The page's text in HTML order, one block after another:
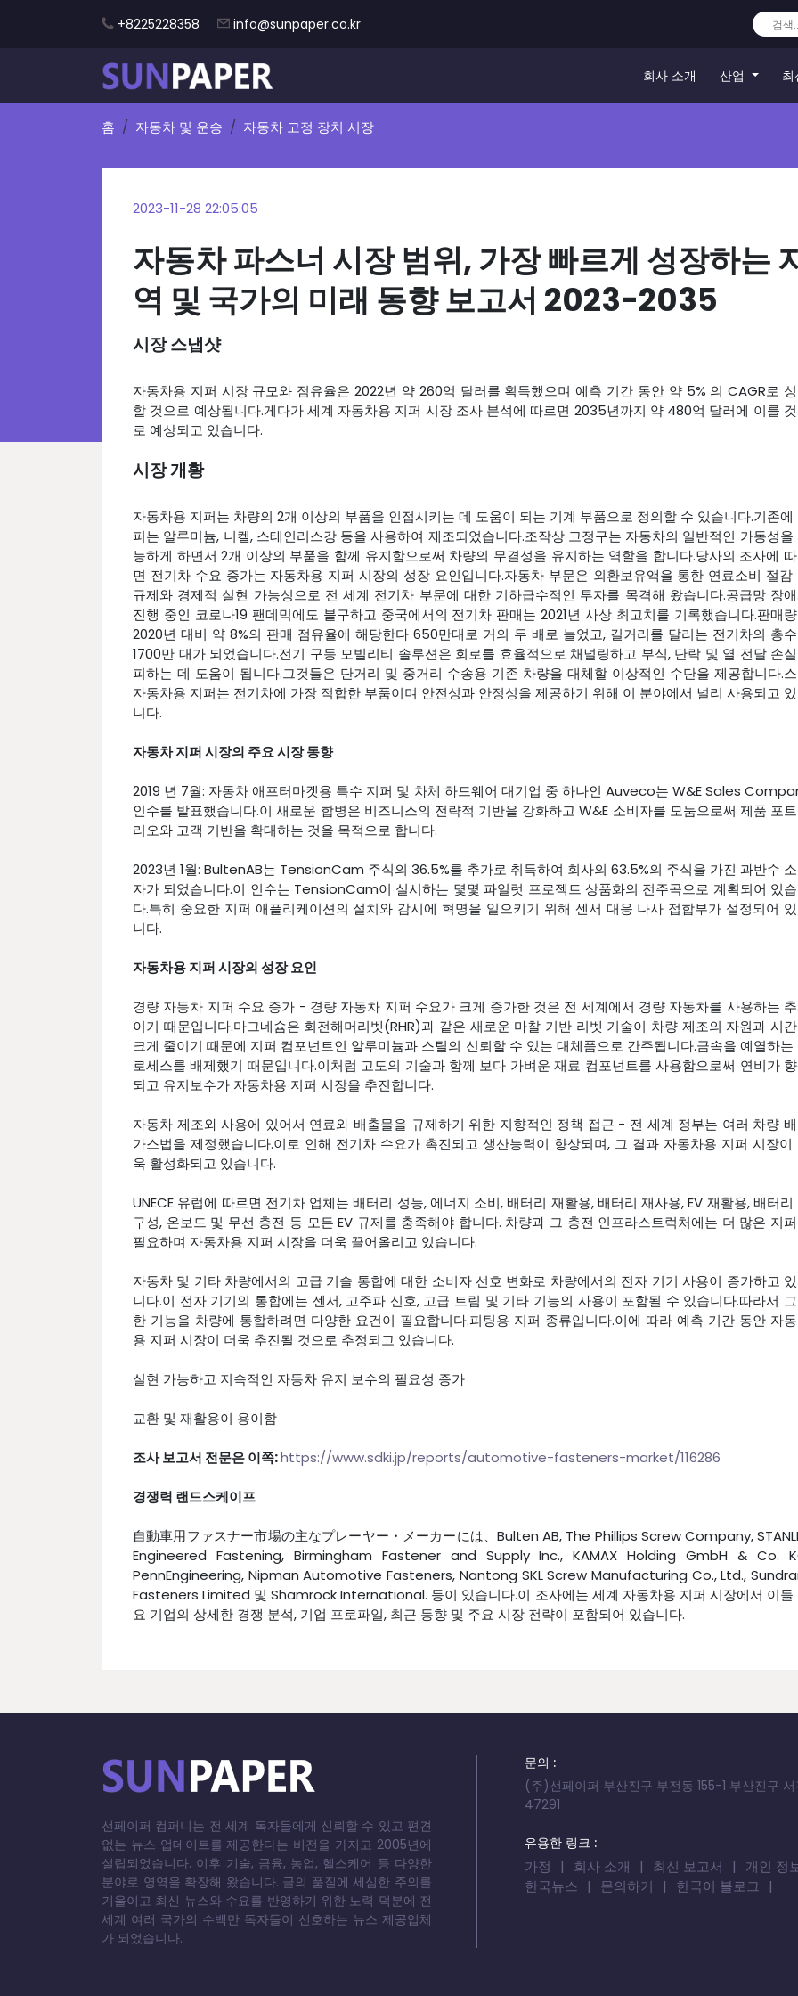
+8225228358 info@sunpaper.co.kr
회사 소개 산업 최
홈 자동차 및 운송 자동차 고정 장치 시장
2023-11-28 22:05:05
자동차 파스너 시장 범위, 가장 빠르게 성장하는
역 및 국가의 미래 동향 보고서 2023-2035
시장 스냅샷
자동차용 지퍼 시장 규모와 점유율은 2022년 약 260억 달러를 획득했으며 예측 기간 동안 약 5% 의 CAGR로
할 것으로 예상됩니다.게다가 세계 자동차용 지퍼 시장 조사 분석에 따르면 2035년까지 약 480억 달러에 이를
로 예상되고 있습니다.
시장 개황
자동차용 지퍼는 차량의 2개 이상의 부품을 인접시키는 데 도움이 되는 기계 부품으로 정의할 수 있습니다.기존에
퍼는 알루미늄, 니켈, 스테인리스강 등을 사용하여 제조되었습니다.조작상 고정구는 자동차의 일반적인 가동성을
능하게 하면서 2개 이상의 부품을 함께 유지함으로써 차량의 무결성을 유지하는 역할을 합니다.당사의 조사에
면 전기차 수요 증가는 자동차용 지퍼 시장의 성장 요인입니다.자동차 부문은 외환보유액을 통한 연료소비 절감
규제와 경제적 실현 가능성으로 전 세계 전기차 부문에 대한 기하급수적인 투자를 목격해 왔습니다.공급망 장
진행 중인 코로나19 팬데믹에도 불구하고 중국에서의 전기차 판매는 2021년 사상 최고치를 기록했습니다.판매
2020년 대비 약 8%의 판매 점유율에 해당한다 650만대로 거의 두 배로 늘었고, 길거리를 달리는 전기차의 총
1700만 대가 되었습니다.전기 구동 모빌리티 솔루션은 회로를 효율적으로 채널링하고 부식, 단락 및 열 전달 손
피하는 데 도움이 됩니다.그것들은 단거리 및 중거리 수송용 기존 차량을 대체할 이상적인 수단을 제공합니다.
자동차용 지퍼는 전기차에 가장 적합한 부품이며 안전성과 안정성을 제공하기 위해 이 분야에서 널리 사용되고
니다.
자동차 지퍼 시장의 주요 시장 동향
2019 년 7월: 자동차 애프터마켓용 특수 지퍼 및 차체 하드웨어 대기업 중 하나인 Auveco는 W&E Sales
인수를 발표했습니다.이 새로운 합병은 비즈니스의 전략적 기반을 강화하고 W&E 소비자를 모둠으로써 제품 포
리오와 고객 기반을 확대하는 것을 목적으로 합니다.
2023년 1월: BultenAB는 TensionCam 주식의 36.5%를 추가로 취득하여 회사의 63.5%의 주식을 가진 과반수
자가 되었습니다.이 인수는 TensionCam이 실시하는 몇몇 파일럿 프로젝트 상품화의 전주곡으로 계획되어 있
다.특히 중요한 지퍼 애플리케이션의 설치와 감시에 혁명을 일으키기 위해 센서 대응 나사 접합부가 설정되어
니다.
자동차용 지퍼 시장의 성장 요인
경량 자동차 지퍼 수요 증가 - 경량 자동차 지퍼 수요가 크게 증가한 것은 전 세계에서 경량 자동차를 사용하는
이기 때문입니다.마그네슘은 회전해머리벳(RHR)과 같은 새로운 마찰 기반 리벳 기술이 차량 제조의 자원과 시
크게 줄이기 때문에 지퍼 컴포넌트인 알루미늄과 스틸의 신뢰할 수 있는 대체품으로 간주됩니다.금속을 예열하는
로세스를 배제했기 때문입니다.이처럼 고도의 기술과 함께 보다 가벼운 재료 컴포넌트를 사용함으로써 연비가
되고 유지보수가 자동차용 지퍼 시장을 추진합니다.
자동차 제조와 사용에 있어서 연료와 배출물을 규제하기 위한 지향적인 정책 접근 - 전 세계 정부는 여러 차량
가스법을 제정했습니다.이로 인해 전기차 수요가 촉진되고 생산능력이 향상되며, 그 결과 자동차용 지퍼 시장이
욱 활성화되고 있습니다.
UNECE 유럽에 따르면 전기차 업체는 배터리 성능, 에너지 소비, 배터리 재활용, 배터리 재사용, EV 재활용, 배터리
구성, 온보드 및 무선 충전 등 모든 EV 규제를 충족해야 합니다. 차량과 그 충전 인프라스트럭처에는 더 많은 지
필요하며 자동차용 지퍼 시장을 더욱 끌어올리고 있습니다.
자동차 및 기타 차량에서의 고급 기술 통합에 대한 소비자 선호 변화로 차량에서의 전자 기기 사용이 증가하고
니다.이 전자 기기의 통합에는 센서, 고주파 신호, 고급 트림 및 기타 기능의 사용이 포함될 수 있습니다.따라서
한 기능을 차량에 통합하려면 다양한 요건이 필요합니다.피팅용 지퍼 종류입니다.이에 따라 예측 기간 동안 자
용 지퍼 시장이 더욱 추진될 것으로 추정되고 있습니다.
실현 가능하고 지속적인 자동차 유지 보수의 필요성 증가
교환 및 재활용이 용이함
조사 보고서 전문은 이쪽:https://www.sdki.jp/reports/automotive-fasteners-market/116286
경쟁력 랜드스케이프
自動車用ファスナー市場の主なプレーヤー・メーカーには、Bulten AB, The Phillips Screw Company,
Engineered Fastening, Birmingham Fastener and Supply Inc., KAMAX Holding GmbH & Co.
PennEngineering, Nipman Automotive Fasteners, Nantong SKL Screw Manufacturing Co., Ltd.,
Fasteners Limited 및 Shamrock International. 등이 있습니다.이 조사에는 세계 자동차용 지퍼 시장에서 이들
요 기업의 상세한 경쟁 분석, 기업 프로파일, 최근 동향 및 주요 시장 전략이 포함되어 있습니다.
선페이퍼 컴퍼니는 전 세계 독자들에게 신뢰할 수 있고 편견
없는 뉴스 업데이트를 제공한다는 비전을 가지고 2005년에
설립되었습니다. 이후 기술, 금융, 농업, 헬스케어 등 다양한
분야로 영역을 확장해 왔습니다. 글의 품질에 세심한 주의를
기울이고 최신 뉴스와 수요를 반영하기 위한 노력 덕분에 전
세계 여러 국가의 수백만 독자들이 선호하는 뉴스 제공업체
가 되었습니다.
문의 :
(주)선페이퍼 부산진구 부전동 155-1 부산진구 서
47291
유용한 링크 :
가정 회사 소개 최신 보고서
개인 정
한국뉴스
문의하기 한국어 블로그